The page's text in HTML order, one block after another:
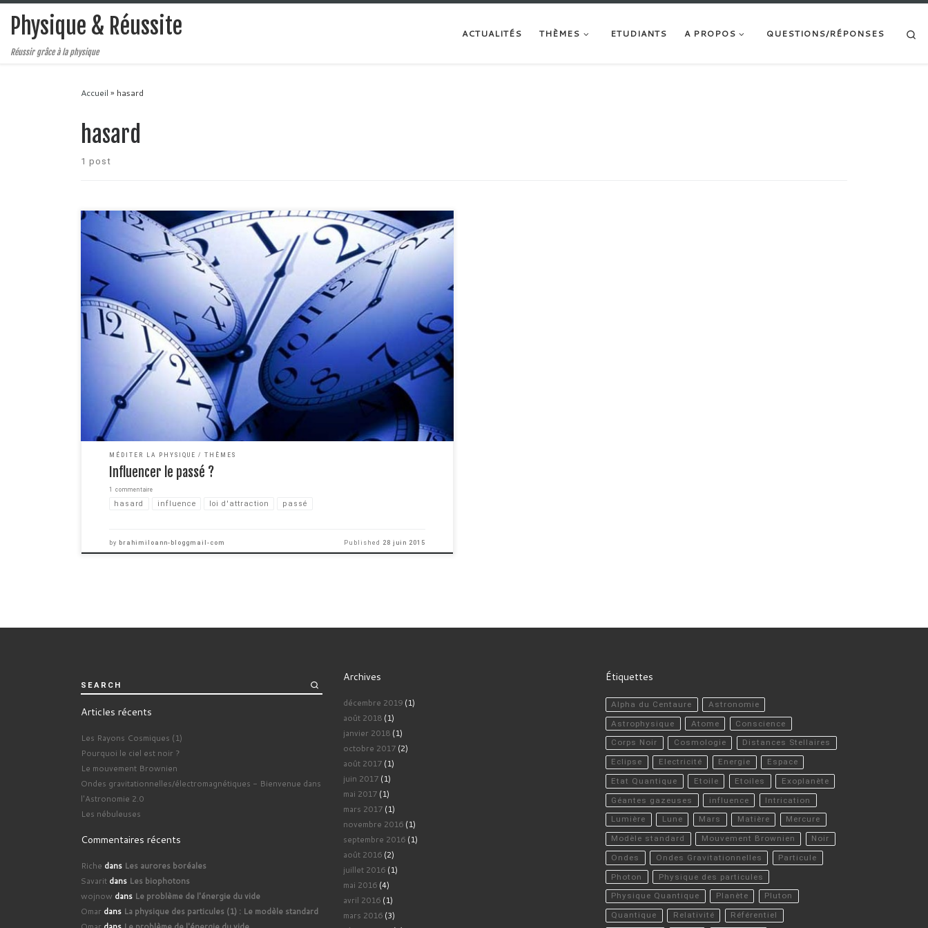
Physique & Réussite
Réussir grâce à la physique
ACTUALITÉS THÈMES ETUDIANTS A PROPOS QUESTIONS/RÉPONSES
Accueil » hasard
hasard
1 post
Voilà une question qui mérite d'être traitée ! Pensez vous pouvoir influencer le passé ? On
a déjà parlé d'influence de la conscience sur la matière au présent dans l'article : Influencer
le hasard. Maintenant, on va pousser la question un peu plus loin. Pensez vous qu'il est
possible d'influencer le passé […]
MÉDITER LA PHYSIQUE THÈMES
Influencer le passé ?
1 commentaire
hasard influence loi d'attraction passé
by brahimiloann-bloggmail-com Published 28 juin 2015
SEARCH
Articles récents
Les Rayons Cosmiques (1)
Pourquoi le ciel est noir ?
Le mouvement Brownien
Ondes gravitationnelles/électromagnétiques - Bienvenue dans
l'Astronomie 2.0
Les nébuleuses
Commentaires récents
Riche dans Les aurores boréales
Savarit dans Les biophotons
wojnow dans Le problème de l'énergie du vide
Omar dans La physique des particules (1) : Le modèle standard
Archives
décembre 2019 (1)
août 2018 (1)
janvier 2018 (1)
octobre 2017 (2)
août 2017 (1)
juin 2017 (1)
mai 2017 (1)
mars 2017 (1)
novembre 2016 (1)
septembre 2016 (1)
août 2016 (2)
juillet 2016 (1)
mai 2016 (4)
avril 2016 (1)
mars 2016 (3)
Étiquettes
Alpha du Centaure
Astronomie
Astrophysique
Atome
Conscience
Corps Noir
Cosmologie
Distances Stellaires
Eclipse
Electricité Energie
Espace
Etat Quantique
Etoile Etoiles
Exoplanète
Géantes gazeuses
influence
Intrication
Lumière
Lune Mars Matière
Mercure
Modèle standard
Mouvement Brownien
Noir
Ondes
Ondes Gravitationnelles
Particule
Photon
Physique des particules
Physique Quantique
Planète
Pluton
Quantique
Relativité Référentiel